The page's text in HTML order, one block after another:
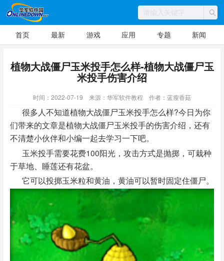
首页 最新 游戏 应用 专题 新闻
植物大战僵尸玉米投手怎么样-植物大战僵尸玉
米投手伤害介绍
时间：2022-07-19 来源：华军软件教程 作者：蓝瘦香菇
很多人不知道植物大战僵尸玉米投手怎么样?今日为你
们带来的文章是植物大战僵尸玉米投手的伤害介绍，还有
不清楚小伙伴和小编一起去学习一下吧。
玉米投手需要花费100阳光，攻击方式是抛掷，可栽种
于草地、睡莲还有花盆。
它可以投掷玉米粒和黄油，黄油可以暂时固定住僵尸。